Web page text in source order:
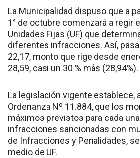
La Municipalidad dispuso que a
1° de octubre comenzará a regir
Unidades Fijas (UF) que
diferentes infracciones. Así,
22,17, monto que rige desde
28,59, casi un 30 % más (28,94%).
La legislación vigente establece,
Ordenanza Nº 11.884, que los
máximos previstos para cada
infracciones sancionadas con
de Infracciones y Penalidades,
medio de UF.